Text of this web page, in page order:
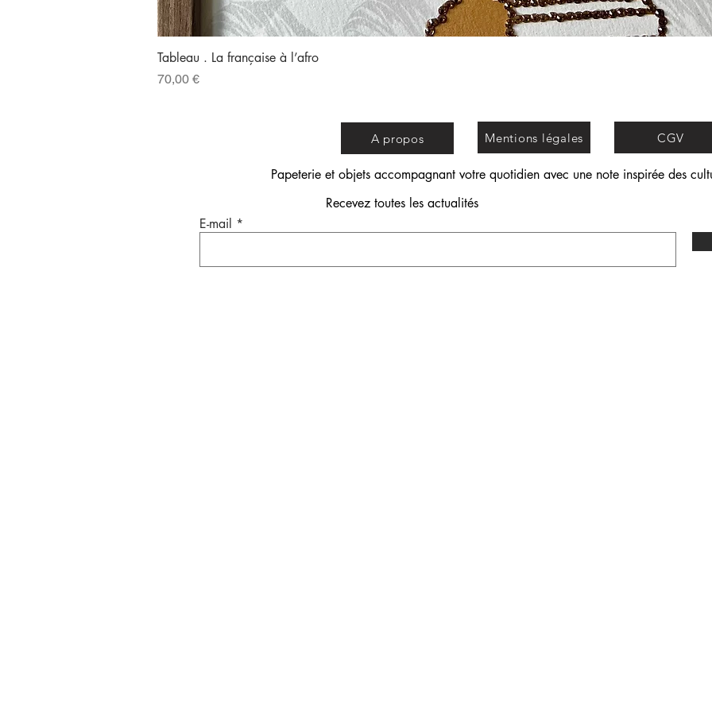
Tableau . La française à l’afro
Prix
70,00 €
A propos Mentions légales CGV
Papeterie et objets accompagnant votre quotidien avec une note inspirée des
Recevez toutes les actualités
E-mail